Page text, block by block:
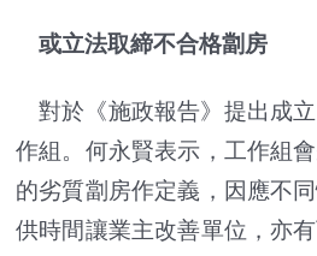
或立法取締不合格劏房
對於《施政報告》提出成
作組。何永賢表示，工作組
的劣質劏房作定義，因應不
供時間讓業主改善單位，亦